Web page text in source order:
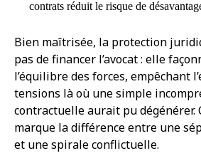
contrats réduit le risque de
Bien maîtrisée, la protection
pas de financer l’avocat : elle
l’équilibre des forces, empêchant
tensions là où une simple
contractuelle aurait pu dégénérer.
marque la différence entre une
et une spirale conflictuelle.